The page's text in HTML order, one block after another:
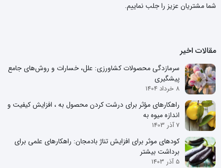
شما مشتریان عزیز را جلب نماییم.
مقالات اخیر
سرمازدگی محصولات کشاورزی: علل، خسارات و روش‌های جامع
پیشگیری
8 خرداد 1404
راهکارهای مؤثر برای درشت کردن محصول به ، افزایش کیفیت و
اندازه میوه به
7 آذر 1403
کودهای موثر برای افزایش تناژ بادمجان: راهکارهای علمی برای
برداشت بیشتر
5 آذر 1403